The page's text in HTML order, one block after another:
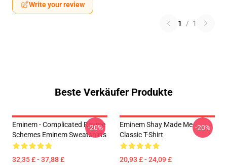
Write your review
1 / 1
Beste Verkäufer Produkte
Eminem - Complicated Rhyme
Schemes Eminem Sweatshirts
32,35 £ - 37,88 £
-20%
Eminem Shay Made Me
Classic T-Shirt
20,93 £ - 24,09 £
-20%